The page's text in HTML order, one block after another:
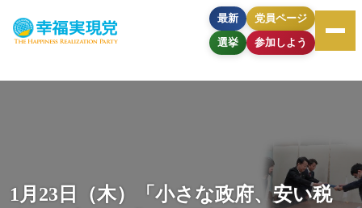
最新
選挙
党員ページ
参加しよう
1月23日（木）「小さな政府、安い税